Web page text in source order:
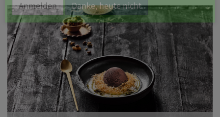
Ich möchte folgende Newsletter erhalten
Tageskarte-Newsletter (gegen 8.30 Uhr)
Ich habe dieDatenschutzerklärungzur Kenntnis
genommen.
Anmelden Danke, heute nicht